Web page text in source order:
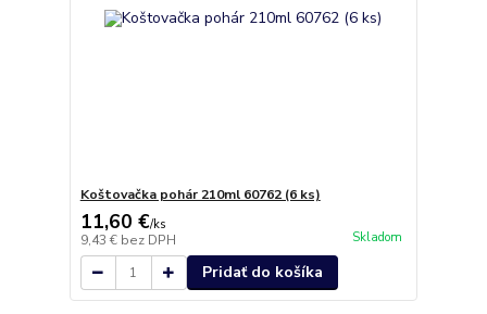
Koštovačka pohár 210ml 60762 (6 ks)
11,60 €/ks
9,43 € bez DPH Skladom
Pridať do košíka